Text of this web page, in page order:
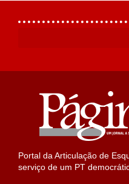
Portal da Articulação de
serviço de um PT